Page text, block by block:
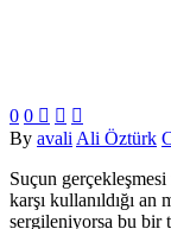
0 0   
By avali Ali Öztürk
Suçun
karşı kullanıldığı
sergileniyorsa bu bir